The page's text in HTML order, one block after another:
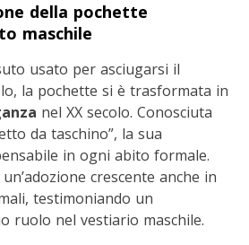
della pochette
maschile
usato per asciugarsi il
la pochette si è trasformata in
nel XX secolo. Conosciuta
da taschino”, la sua
in ogni abito formale.
crescente anche in
testimoniando un
ruolo nel vestiario maschile.